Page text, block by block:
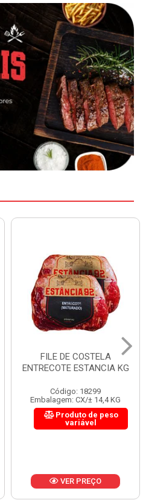
FILE DE COSTELA
ENTRECOTE ESTANCIA KG
Código: 18299
Embalagem: CX/± 14,4 KG
Produto de peso
variável
VER PREÇO